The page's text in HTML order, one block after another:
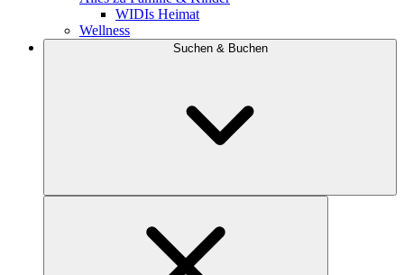
WIDIs Heimat
Wellness
Suchen & Buchen